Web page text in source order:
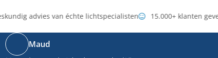
advies van échte lichtspecialisten 15.000+ klanten
Maud